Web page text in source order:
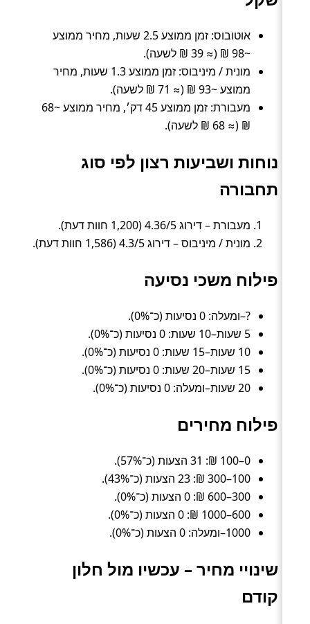
אוטובוס: זמן ממוצע 2.5 שעות, מחיר ממוצע
~98 ₪ (≈ 39 ₪ לשעה).
מונית / מיניבוס: זמן ממוצע 1.3 שעות, מחיר
ממוצע ~93 ₪ (≈ 71 ₪ לשעה).
מעבורת: זמן ממוצע 45 דק׳, מחיר ממוצע ~68
₪ (≈ 68 ₪ לשעה).
נוחות ושביעות רצון לפי סוג
תחבורה
מעבורת – דירוג 4.36/5 (1,200 חוות דעת).
מונית / מיניבוס – דירוג 4.3/5 (1,586 חוות דעת).
פילוח משכי נסיעה
?–ומעלה: 0 נסיעות (כ־0%).
5 שעות–10 שעות: 0 נסיעות (כ־0%).
10 שעות–15 שעות: 0 נסיעות (כ־0%).
15 שעות–20 שעות: 0 נסיעות (כ־0%).
20 שעות–ומעלה: 0 נסיעות (כ־0%).
פילוח מחירים
0–100 ₪: 31 הצעות (כ־57%).
100–300 ₪: 23 הצעות (כ־43%).
300–600 ₪: 0 הצעות (כ־0%).
600–1000 ₪: 0 הצעות (כ־0%).
1000–ומעלה: 0 הצעות (כ־0%).
שינויי מחיר – עכשיו מול חלון
קודם